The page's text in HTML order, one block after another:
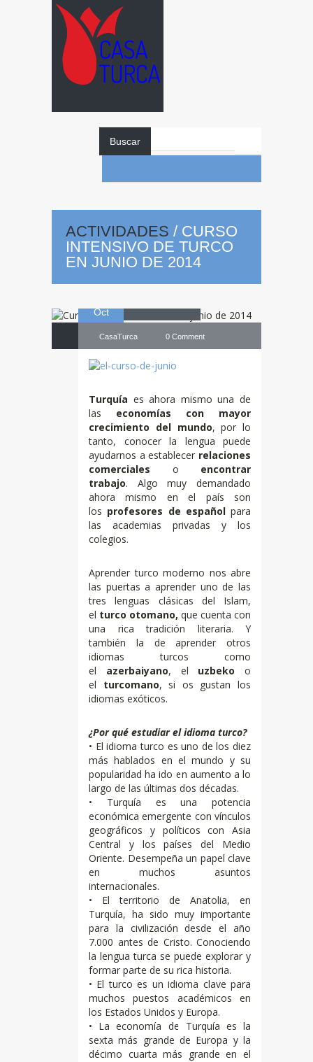
Buscar
ACTIVIDADES / CURSO
INTENSIVO DE TURCO
EN JUNIO DE 2014
Oct
de turco en junio
CasaTurca 0 Comment
Turquía es ahora mismo una de
las economías con mayor
crecimiento del mundo, por lo
tanto, conocer la lengua puede
ayudarnos a establecer relaciones
comerciales o encontrar
trabajo. Algo muy demandado
ahora mismo en el país son
los profesores de españolpara
las academias privadas y los
colegios.
Aprender turco moderno nos abre
las puertas a aprender uno de las
tres lenguas clásicas del Islam,
el turco otomano, que cuenta con
una rica tradición literaria. Y
también la de aprender otros
idiomas turcos como
el azerbaiyano, el uzbeko o
el turcomano, si os gustan los
idiomas exóticos.
¿Por qué estudiar el idioma turco?
• El idioma turco es uno de los diez
más hablados en el mundo y su
popularidad ha ido en aumento a lo
largo de las últimas dos décadas.
• Turquía es una potencia
económica emergente con vínculos
geográficos y políticos con Asia
Central y los países del Medio
Oriente. Desempeña un papel clave
en muchos asuntos
internacionales.
• El territorio de Anatolia, en
Turquía, ha sido muy importante
para la civilización desde el año
7.000 antes de Cristo. Conociendo
la lengua turca se puede explorar y
formar parte de su rica historia.
• El turco es un idioma clave para
muchos puestos académicos en
los Estados Unidos y Europa.
• La economía de Turquía es la
sexta más grande de Europa y la
décimo cuarta más grande en el